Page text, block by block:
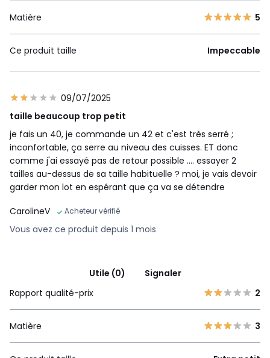
Matière 5
Ce produit taille Impeccable
09/07/2025
taille beaucoup trop petit
je fais un 40, je commande un 42 et c'est très serré ;
inconfortable, ça serre au niveau des cuisses. ET donc
comme j'ai essayé pas de retour possible .... essayer 2
tailles au-dessus de sa taille habituelle ? moi, je vais devoir
garder mon lot en espérant que ça va se détendre
CarolineV
Acheteur vérifié
Vous avez ce produit depuis 1 mois
Utile (0)
Signaler
Rapport qualité-prix
2
Matière 3